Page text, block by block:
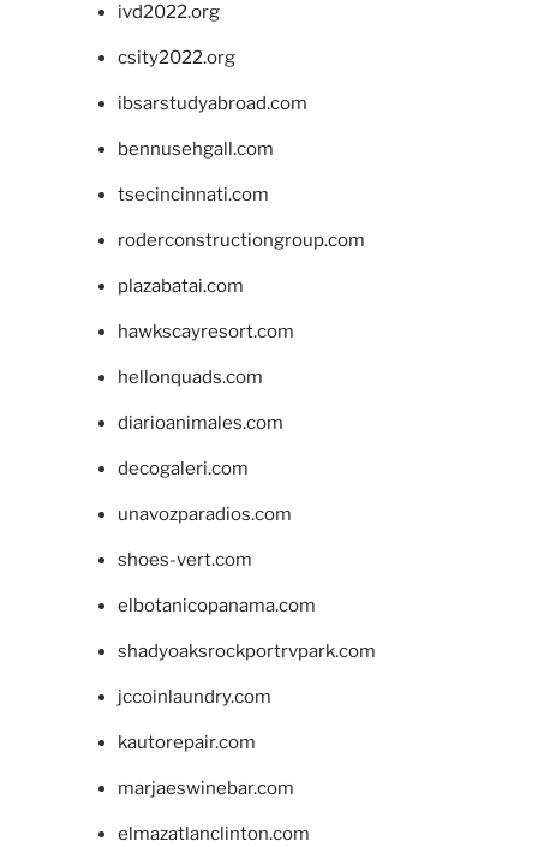
ivd2022.org
csity2022.org
ibsarstudyabroad.com
bennusehgall.com
tsecincinnati.com
roderconstructiongroup.com
plazabatai.com
hawkscayresort.com
hellonquads.com
diarioanimales.com
decogaleri.com
unavozparadios.com
shoes-vert.com
elbotanicopanama.com
shadyoaksrockportrvpark.com
jccoinlaundry.com
kautorepair.com
marjaeswinebar.com
elmazatlanclinton.com